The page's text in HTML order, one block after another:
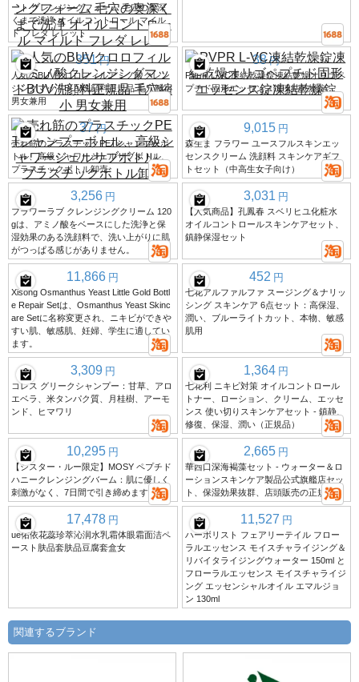
ート クレンジングフォーム 毛穴の奥深
くまで洗浄 オイルコントロール マイル
ド フレダ レレット
351 円
人気のBUVクロロフィルアミノ酸クレン
ジングマッドBUV洗顔料正規品 毛穴縮小
男女兼用
38 円
PVPR L-VC凍結乾燥錠凍結乾燥オリゴペ
プチド固形エッセンス錠凍結乾燥錠
37 円
売れ筋のプラスチックPETシャンプーボ
トル、高級シャワージェルサブボトル、
プラスチックボトル卸売
9,015 円
森生ま フラワー ユースフルスキンエッ
センスクリーム 洗顔料 スキンケアギフ
トセット（中高生女子向け）
3,256 円
フラワーラブ クレンジングクリーム 120
gは、アミノ酸をベースにした洗浄と保
湿効果のある洗顔料で、洗い上がりに肌
がつっぱる感じがありません。
3,031 円
【人気商品】孔鳳春 スベリヒユ化粧水
オイルコントロールスキンケアセット、
鎮静保湿セット
11,866 円
Xisong Osmanthus Yeast Little Gold Bottl
e Repair Setは、Osmanthus Yeast Skinc
are Setに名称変更され、ニキビができや
すい肌、敏感肌、妊婦、学生に適してい
ます。
452 円
七花アルファルファ スージング＆ナリッ
シング スキンケア 6点セット：高保湿、
潤い、ブルーライトカット、本物、敏感
肌用
3,309 円
コレス グリークシャンプー：甘草、アロ
エベラ、米タンパク質、月桂樹、アーモ
ンド、ヒマワリ
1,364 円
七花利 ニキビ対策 オイルコントロール
トナー、ローション、クリーム、エッセ
ンス 使い切りスキンケアセット - 鎮静、
修復、保湿、潤い（正規品）
10,295 円
【シスター・ルー限定】MOSY ペプチド
ハニークレンジングバーム：肌に優しく
刺激がなく、7日間で引き締めます。
2,665 円
華西口深海褐藻セット - ウォーター＆ロ
ーションスキンケア製品公式旗艦店セッ
ト、保湿効果抜群、店頭販売の正規品
17,478 円
ue佑依花蕊珍萃沁润水乳霜体眼霜面洁ペ
ースト肤品套肤品豆腐套盒女
11,527 円
ハーボリスト フェアリーテイル フロー
ラルエッセンス モイスチャライジング＆
リバイタライジングウォーター 150ml と
フローラルエッセンス モイスチャライジ
ング エッセンシャルオイル エマルジョ
ン 130ml
関連するブランド